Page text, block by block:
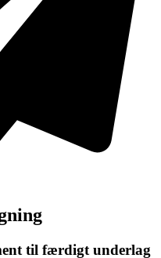
til færdigt underlag